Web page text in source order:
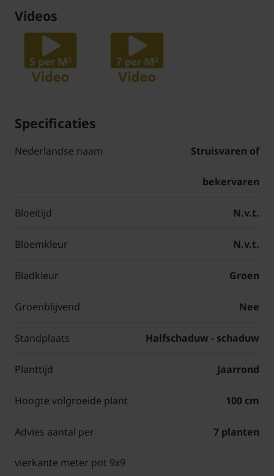
Videos
Specificaties
Nederlandse naam Struisvaren of
bekervaren
Bloeitijd N.v.t.
Bloemkleur N.v.t.
Bladkleur Groen
Groenblijvend Nee
Standplaats Halfschaduw - schaduw
Planttijd Jaarrond
Hoogte volgroeide plant 100 cm
Advies aantal per
vierkante meter pot 9x9
7 planten